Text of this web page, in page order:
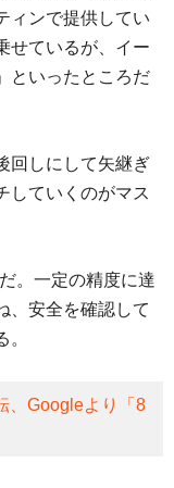
ィンで提供してい
せているが、イー
といったところだ
回しにして矢継ぎ
していくのがマス
。一定の精度に達
、安全を確認して
、Googleより「8